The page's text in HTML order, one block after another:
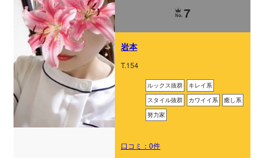
7
岩本
T.154
ルックス抜群
キレイ系
スタイル抜群
カワイイ系
癒し系
努力家
口コミ：0件